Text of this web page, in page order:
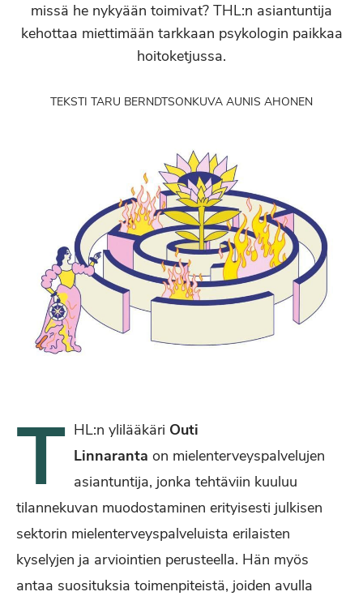
missä he nykyään toimivat? THL:n asiantuntija
kehottaa miettimään tarkkaan psykologin paikkaa
hoitoketjussa.
TEKSTI TARU BERNDTSONKUVA AUNIS AHONEN
T HL:n ylilääkäri Outi
Linnaranta on mielenterveyspalvelujen
asiantuntija, jonka tehtäviin kuuluu
tilannekuvan muodostaminen erityisesti julkisen
sektorin mielenterveyspalveluista erilaisten
kyselyjen ja arviointien perusteella. Hän myös
antaa suosituksia toimenpiteistä, joiden avulla